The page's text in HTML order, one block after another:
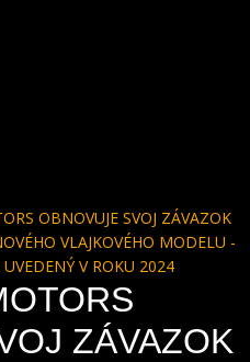
OBNOVUJE SVOJ ZÁVAZOK
VLAJKOVÉHO MODELU -
V ROKU 2024
ZÁVAZOK